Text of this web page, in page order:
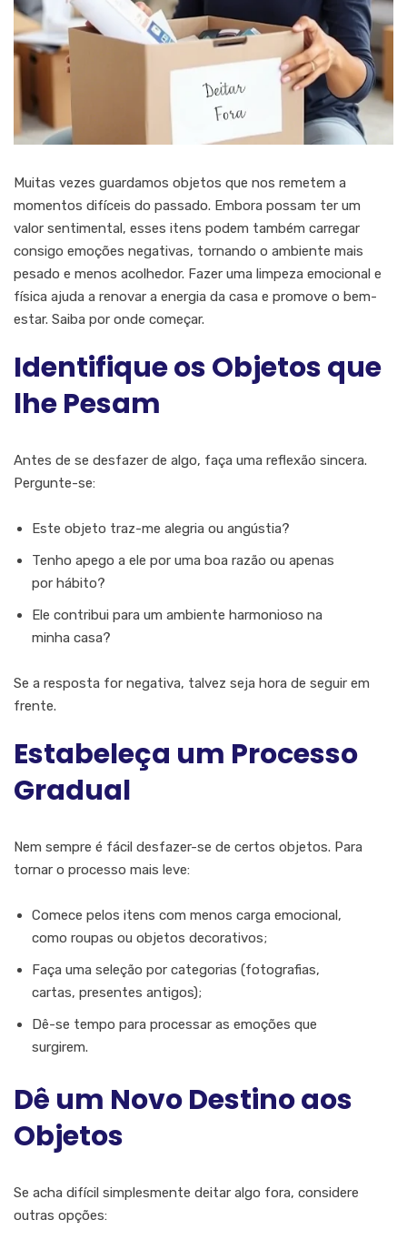
Muitas vezes guardamos objetos que nos remetem a
momentos difíceis do passado. Embora possam ter um
valor sentimental, esses itens podem também carregar
consigo emoções negativas, tornando o ambiente mais
pesado e menos acolhedor. Fazer uma limpeza emocional e
física ajuda a renovar a energia da casa e promove o bem-
estar. Saiba por onde começar.
Identifique os Objetos que
lhe Pesam
Antes de se desfazer de algo, faça uma reflexão sincera.
Pergunte-se:
Este objeto traz-me alegria ou angústia?
Tenho apego a ele por uma boa razão ou apenas
por hábito?
Ele contribui para um ambiente harmonioso na
minha casa?
Se a resposta for negativa, talvez seja hora de seguir em
frente.
Estabeleça um Processo
Gradual
Nem sempre é fácil desfazer-se de certos objetos. Para
tornar o processo mais leve:
Comece pelos itens com menos carga emocional,
como roupas ou objetos decorativos;
Faça uma seleção por categorias (fotografias,
cartas, presentes antigos);
Dê-se tempo para processar as emoções que
surgirem.
Dê um Novo Destino aos
Objetos
Se acha difícil simplesmente deitar algo fora, considere
outras opções: